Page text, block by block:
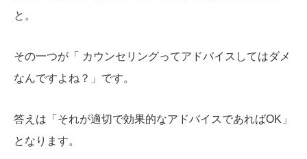
と。
その一つが「 カウンセリングってアドバイスしてはダメ
なんですよね？」です。
答えは「それが適切で効果的なアドバイスであればOK」
となります。